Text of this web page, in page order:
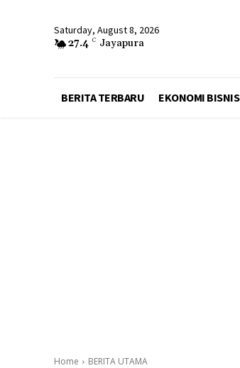
Saturday, August 8, 2026
27.4 C Jayapura
BERITA TERBARU EKONOMI BISNIS
Home BERITA UTAMA